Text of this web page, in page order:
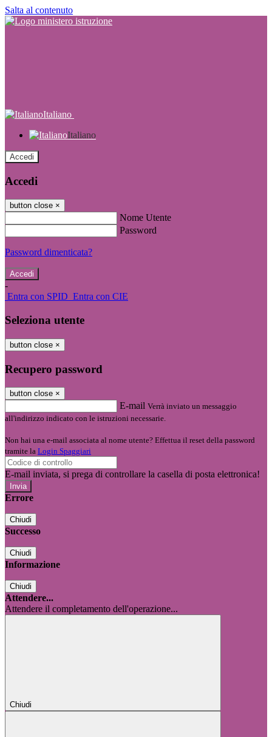
Salta al contenuto
Italiano
Italiano
Accedi
Accedi
button close ×
Nome Utente
Password
Password dimenticata?
-
Entra con SPID Entra con CIE
Seleziona utente
button close ×
Recupero password
button close ×
E-mail Verrà inviato un messaggio
all'indirizzo indicato con le istruzioni necessarie.
Non hai una e-mail associata al nome utente? Effettua il reset della password
tramite la Login Spaggiari
E-mail inviata, si prega di controllare la casella di posta elettronica!
Errore
Chiudi
Successo
Chiudi
Informazione
Chiudi
Attendere...
Attendere il completamento dell'operazione...
Chiudi